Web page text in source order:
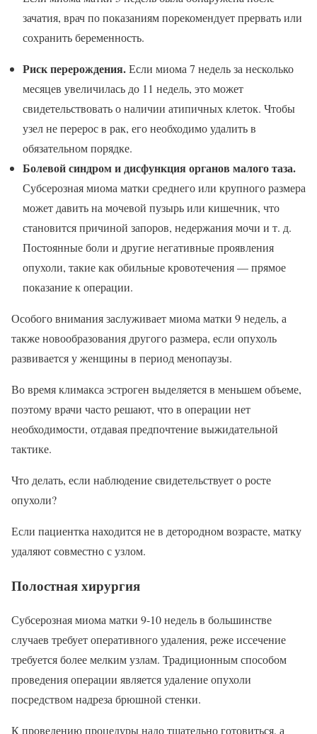
зачатия, врач по показаниям порекомендует прервать или
сохранить беременность.
Риск перерождения.Если миома 7 недель за несколько
месяцев увеличилась до 11 недель, это может
свидетельствовать о наличии атипичных клеток. Чтобы
узел не перерос в рак, его необходимо удалить в
обязательном порядке.
Болевой синдром и дисфункция органов малого таза.
Субсерозная миома матки среднего или крупного размера
может давить на мочевой пузырь или кишечник, что
становится причиной запоров, недержания мочи и т. д.
Постоянные боли и другие негативные проявления
опухоли, такие как обильные кровотечения — прямое
показание к операции.
Особого внимания заслуживает миома матки 9 недель, а
также новообразования другого размера, если опухоль
развивается у женщины в период менопаузы.
Во время климакса эстроген выделяется в меньшем объеме,
поэтому врачи часто решают, что в операции нет
необходимости, отдавая предпочтение выжидательной
тактике.
Что делать, если наблюдение свидетельствует о росте
опухоли?
Если пациентка находится не в детородном возрасте, матку
удаляют совместно с узлом.
Полостная хирургия
Субсерозная миома матки 9-10 недель в большинстве
случаев требует оперативного удаления, реже иссечение
требуется более мелким узлам. Традиционным способом
проведения операции является удаление опухоли
посредством надреза брюшной стенки.
К проведению процедуры надо тщательно готовиться, а